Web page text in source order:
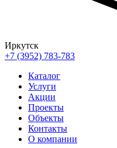
Иркутск
+7 (3952) 783-783
Каталог
Услуги
Акции
Проекты
Объекты
Контакты
О компании